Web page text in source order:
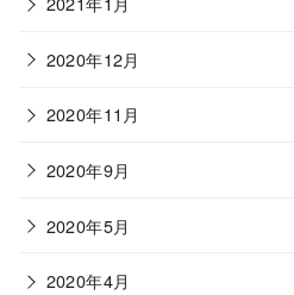
2020年12月
2020年11月
2020年9月
2020年5月
2020年4月